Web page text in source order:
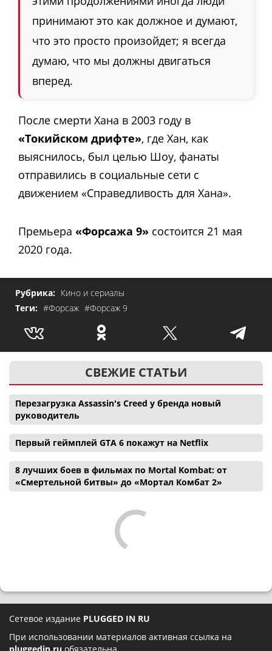
принимают это как должное и думают,
что это просто произойдет; я всегда
думаю, что мы должны двигаться
вперед.
После смерти Хана в 2003 году в
«Токийском дрифте», где Хан, как
выяснилось, был целью Шоу, фанаты
отправились в социальные сети с
движением «Справедливость для Хана».
Премьера «Форсажа 9» состоится 21 мая
2020 года.
Рубрика: Кино и сериалы
Теги: #Форсаж #Форсаж 9
СВЕЖИЕ СТАТЬИ
Перезагрузка Assassin's Creed у бренда новый
руководитель
Первый геймплей GTA 6 покажут на Netflix
8 лучших боев в фильмах по Mortal Kombat: от
«Смертельной битвы» до «Мортал Комбат 2»
Сетевое издание PLUGGED IN RU
При использовании материалов активная ссылка на